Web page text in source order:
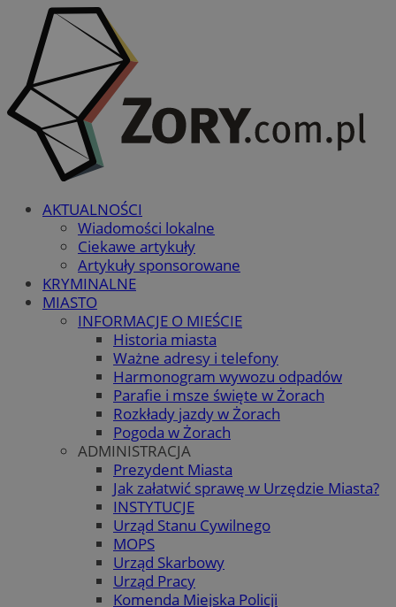
AKTUALNOŚCI
Wiadomości lokalne
Ciekawe artykuły
Artykuły sponsorowane
KRYMINALNE
MIASTO
INFORMACJE O MIEŚCIE
Historia miasta
Ważne adresy i telefony
Harmonogram wywozu odpadów
Parafie i msze święte w Żorach
Rozkłady jazdy w Żorach
Pogoda w Żorach
ADMINISTRACJA
Prezydent Miasta
Jak załatwić sprawę w Urzędzie Miasta?
INSTYTUCJE
Urząd Stanu Cywilnego
MOPS
Urząd Skarbowy
Urząd Pracy
Komenda Miejska Policji